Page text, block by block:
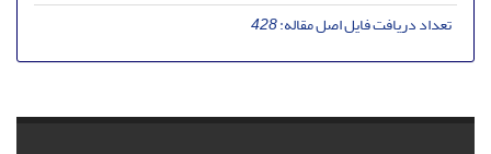
تعداد دریافت فایل اصل مقاله:428